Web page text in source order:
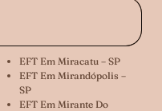
EFT Em Miracatu – SP
EFT Em Mirandópolis –
SP
EFT Em Mirante Do